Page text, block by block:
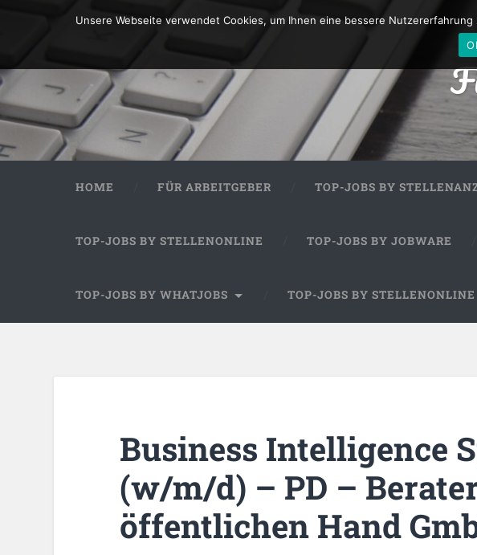
HOME FÜR ARBEITGEBER TOP-JOBS BY
TOP-JOBS BY STELLENONLINE TOP-JOBS BY JOBWARE
TOP-JOBS BY WHATJOBS TOP-JOBS BY STELLENONLINE
Business Intelligence
(w/m/d) – PD –
öffentlichen Hand
Unsere Webseite verwendet Cookies, um Ihnen eine bessere